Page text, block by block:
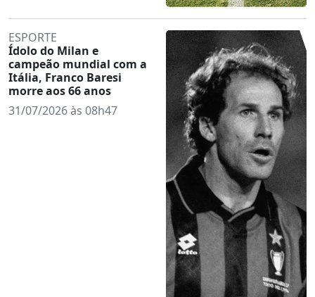
ESPORTE
Ídolo do Milan e
campeão mundial com a
Itália, Franco Baresi
morre aos 66 anos
31/07/2026 às 08h47